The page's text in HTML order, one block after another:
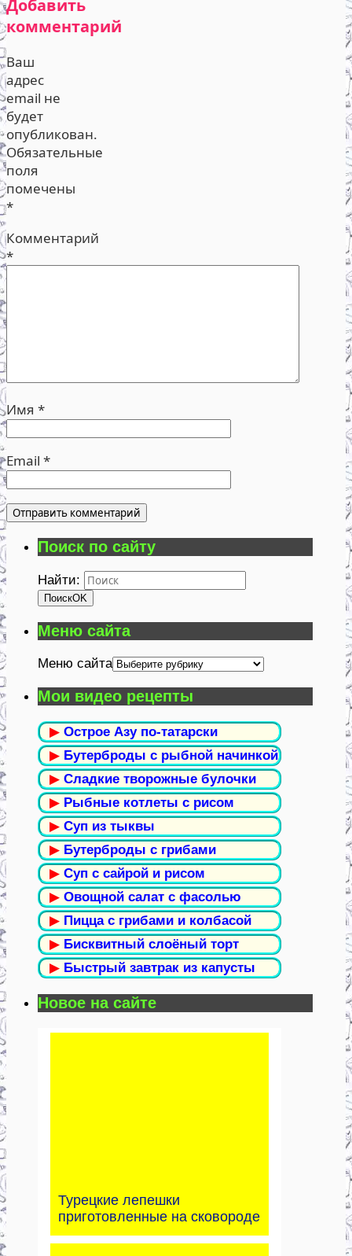
Добавить
комментарий
Ваш
адрес
email не
будет
опубликован.
Обязательные
поля
помечены
*
Комментарий
*
Имя *
Email *
Поиск по сайту
Найти:
ПоискOK
Меню сайта
Меню сайта
Мои видео рецепты
▶ Острое Азу по-татарски
▶ Бутерброды с рыбной начинкой
▶ Сладкие творожные булочки
▶ Рыбные котлеты с рисом
▶ Суп из тыквы
▶ Бутерброды с грибами
▶ Суп с сайрой и рисом
▶ Овощной салат с фасолью
▶ Пицца с грибами и колбасой
▶ Бисквитный слоёный торт
▶ Быстрый завтрак из капусты
Новое на сайте
Турецкие лепешки
приготовленные на сковороде